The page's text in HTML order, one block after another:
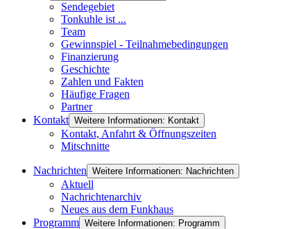
Sendegebiet
Tonkuhle ist ...
Team
Gewinnspiel - Teilnahmebedingungen
Finanzierung
Geschichte
Zahlen und Fakten
Häufige Fragen
Partner
Kontakt Weitere Informationen: Kontakt
Kontakt, Anfahrt & Öffnungszeiten
Mitschnitte
Nachrichten Weitere Informationen: Nachrichten
Aktuell
Nachrichtenarchiv
Neues aus dem Funkhaus
Programm Weitere Informationen: Programm